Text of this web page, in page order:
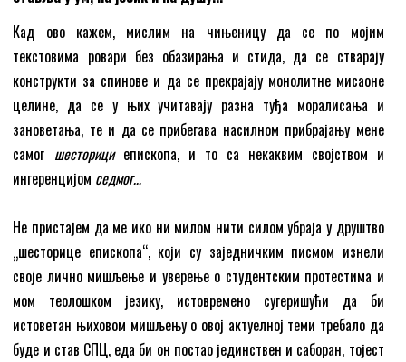
Кад ово кажем, мислим на чињеницу да се по мојим
текстовима ровари без обазирања и стида, да се стварају
конструкти за спинове и да се прекрајају монолитне мисаоне
целине, да се у њих учитавају разна туђа моралисања и
зановетања, те и да се прибегава насилном прибрајању мене
самог шесторици епископа, и то са некаквим својством и
ингеренцијом седмог…
Не пристајем да ме ико ни милом нити силом убраја у друштво
„шесторице епископа“, који су заједничким писмом изнели
своје лично мишљење и уверење о студентским протестима и
мом теолошком језику, истовремено сугеришући да би
истоветан њиховом мишљењу о овој актуелној теми требало да
буде и став СПЦ, еда би он постао јединствен и саборан, тојест